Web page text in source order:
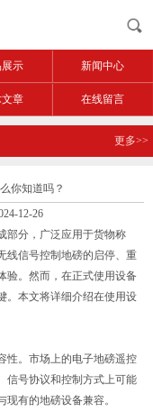
展示 新闻中心
章 在线留言
更多>>
你知道吗？
12-26
部分，广泛应用于货物称
线信号控制地磅的启停、重
验。然而，在正式使用设备
。本文将详细介绍在使用设
。市场上的电子地磅遥控
信号协议和控制方式上可能
有的地磅设备兼容。